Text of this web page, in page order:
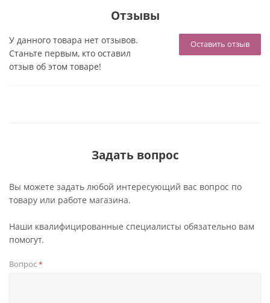
Отзывы
Оставить отзыв
У данного товара нет отзывов.
Станьте первым, кто оставил
отзыв об этом товаре!
Задать вопрос
Вы можете задать любой интересующий вас вопрос по
товару или работе магазина.
Наши квалифицированные специалисты обязательно вам
помогут.
Вопрос*